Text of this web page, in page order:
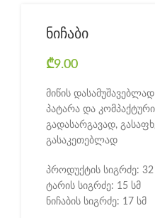
ნიჩაბი
₾9.00
მიწის
პატარა და კომპაქტური
გადასარგავად,
გასაკეთებლად
პროდუქტის სიგრძე: 32
ტარის სიგრძე: 15 სმ
ნიჩაბის სიგრძე: 17 სმ